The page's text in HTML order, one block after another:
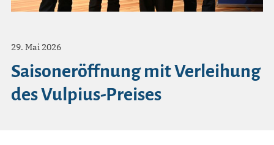
29. Mai 2026
Saisoneröffnung mit Verleihung
des Vulpius-Preises